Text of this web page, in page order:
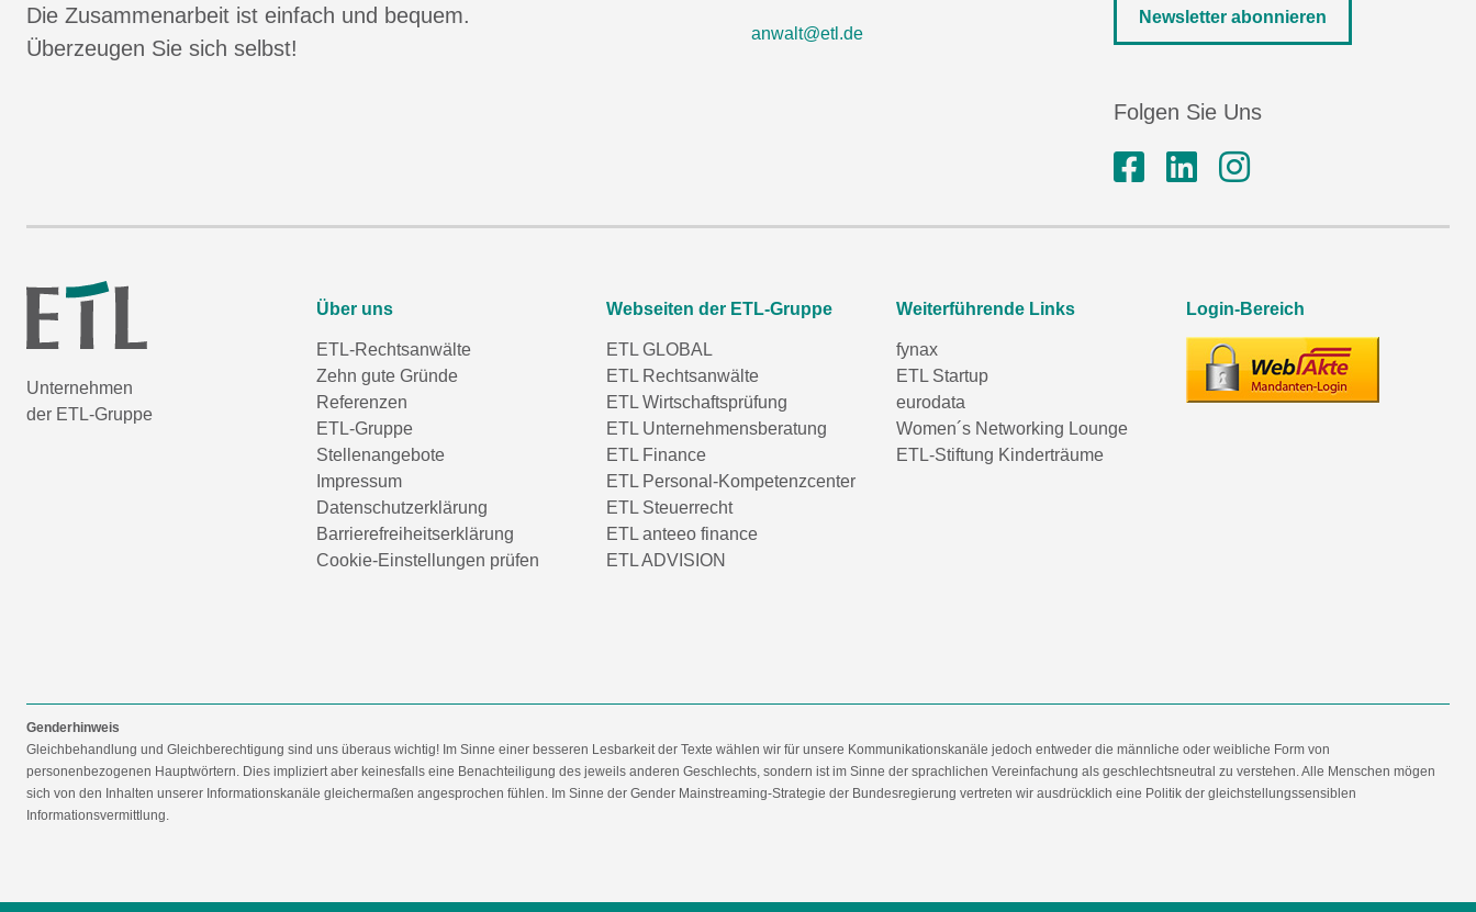
Die Zusammenarbeit ist einfach und bequem.
Überzeugen Sie sich selbst!
anwalt@etl.de
Newsletter abonnieren
Folgen Sie Uns
Unternehmen
der ETL-Gruppe
Über uns
ETL-Rechtsanwälte
Zehn gute Gründe
Referenzen
ETL-Gruppe
Stellenangebote
Impressum
Datenschutzerklärung
Barrierefreiheitserklärung
Cookie-Einstellungen prüfen
Webseiten der ETL-Gruppe
ETL GLOBAL
ETL Rechtsanwälte
ETL Wirtschaftsprüfung
ETL Unternehmensberatung
ETL Finance
ETL Personal-Kompetenzcenter
ETL Steuerrecht
ETL anteeo finance
ETL ADVISION
Weiterführende Links
fynax
ETL Startup
eurodata
Women´s Networking Lounge
ETL-Stiftung Kinderträume
Login-Bereich
Genderhinweis
Gleichbehandlung und Gleichberechtigung sind uns überaus wichtig! Im Sinne einer besseren Lesbarkeit der Texte wählen wir für unsere Kommunikationskanäle jedoch entweder die männliche oder weibliche Form von
personenbezogenen Hauptwörtern. Dies impliziert aber keinesfalls eine Benachteiligung des jeweils anderen Geschlechts, sondern ist im Sinne der sprachlichen Vereinfachung als geschlechtsneutral zu verstehen. Alle Menschen mögen
sich von den Inhalten unserer Informationskanäle gleichermaßen angesprochen fühlen. Im Sinne der Gender Mainstreaming-Strategie der Bundesregierung vertreten wir ausdrücklich eine Politik der gleichstellungssensiblen
Informationsvermittlung.